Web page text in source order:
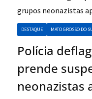
DESTAQUE MATO GROSSO DO
Polícia
prende
neonazistas